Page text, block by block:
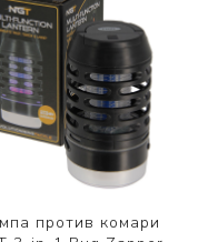
против комари